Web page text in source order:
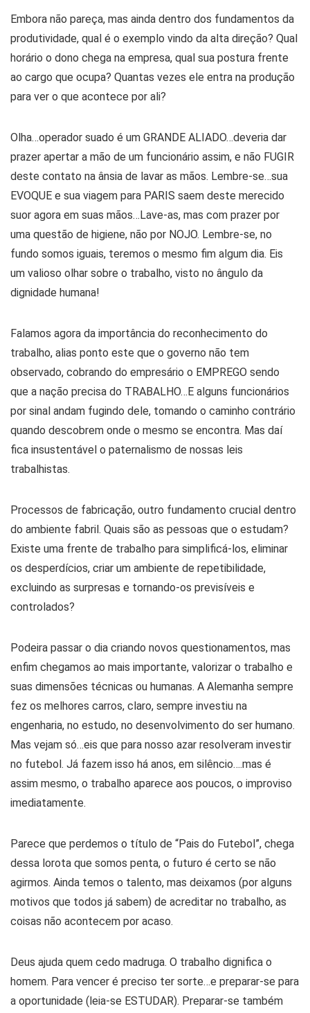
Embora não pareça, mas ainda dentro dos fundamentos da
produtividade, qual é o exemplo vindo da alta direção? Qual
horário o dono chega na empresa, qual sua postura frente
ao cargo que ocupa? Quantas vezes ele entra na produção
para ver o que acontece por ali?
Olha…operador suado é um GRANDE ALIADO…deveria dar
prazer apertar a mão de um funcionário assim, e não FUGIR
deste contato na ânsia de lavar as mãos. Lembre-se…sua
EVOQUE e sua viagem para PARIS saem deste merecido
suor agora em suas mãos…Lave-as, mas com prazer por
uma questão de higiene, não por NOJO. Lembre-se, no
fundo somos iguais, teremos o mesmo fim algum dia. Eis
um valioso olhar sobre o trabalho, visto no ângulo da
dignidade humana!
Falamos agora da importância do reconhecimento do
trabalho, alias ponto este que o governo não tem
observado, cobrando do empresário o EMPREGO sendo
que a nação precisa do TRABALHO…E alguns funcionários
por sinal andam fugindo dele, tomando o caminho contrário
quando descobrem onde o mesmo se encontra. Mas daí
fica insustentável o paternalismo de nossas leis
trabalhistas.
Processos de fabricação, outro fundamento crucial dentro
do ambiente fabril. Quais são as pessoas que o estudam?
Existe uma frente de trabalho para simplificá-los, eliminar
os desperdícios, criar um ambiente de repetibilidade,
excluindo as surpresas e tornando-os previsíveis e
controlados?
Podeira passar o dia criando novos questionamentos, mas
enfim chegamos ao mais importante, valorizar o trabalho e
suas dimensões técnicas ou humanas. A Alemanha sempre
fez os melhores carros, claro, sempre investiu na
engenharia, no estudo, no desenvolvimento do ser humano.
Mas vejam só…eis que para nosso azar resolveram investir
no futebol. Já fazem isso há anos, em silêncio….mas é
assim mesmo, o trabalho aparece aos poucos, o improviso
imediatamente.
Parece que perdemos o título de “Pais do Futebol”, chega
dessa lorota que somos penta, o futuro é certo se não
agirmos. Ainda temos o talento, mas deixamos (por alguns
motivos que todos já sabem) de acreditar no trabalho, as
coisas não acontecem por acaso.
Deus ajuda quem cedo madruga. O trabalho dignifica o
homem. Para vencer é preciso ter sorte…e preparar-se para
a oportunidade (leia-se ESTUDAR). Preparar-se também